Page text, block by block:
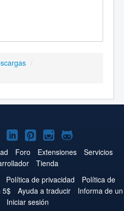
/
Joomla!
Joomla!
en
LinkedIn
Joomla!
en
Pinterest
Joomla!
en
Instagram
Joomla!
en
Foro Extensiones
Servicios
Tienda
Política de privacidad
Política de
5$ Ayuda a traducir
Informa de un
Iniciar sesión